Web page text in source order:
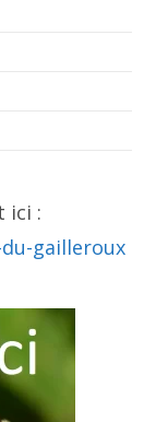
ici :
gailleroux